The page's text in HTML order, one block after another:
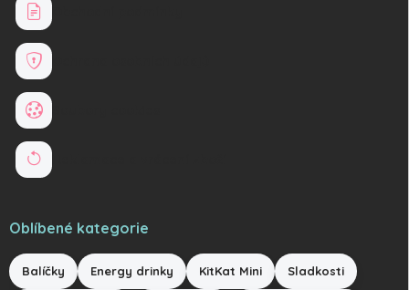
Oblíbené kategorie
Balíčky Energy drinky KitKat Mini Sladkosti